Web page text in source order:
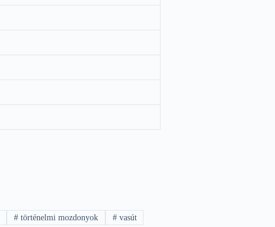
#történelmi mozdonyok #vasút